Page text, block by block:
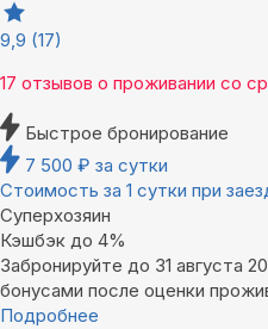
9,9 (17)
17 отзывов о проживании со
Быстрое бронирование
7 500 ₽ за сутки
Стоимость за 1 сутки при
Суперхозяин
Кэшбэк до 4%
Забронируйте до 31 августа
бонусами после оценки
Подробнее